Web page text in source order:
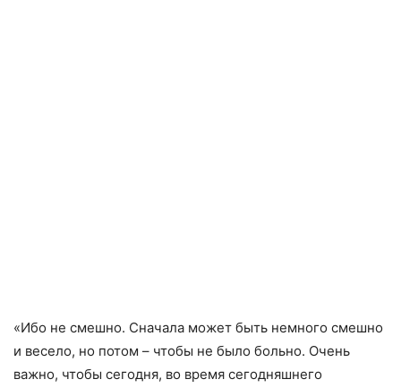
«Ибо не смешно. Сначала может быть немного смешно
и весело, но потом – чтобы не было больно. Очень
важно, чтобы сегодня, во время сегодняшнего